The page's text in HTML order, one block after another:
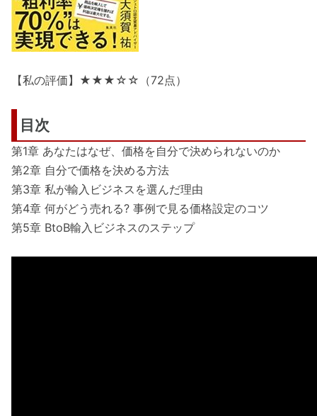
【私の評価】★★★☆☆（72点）
目次
第1章 あなたはなぜ、価格を自分で決められないのか
第2章 自分で価格を決める方法
第3章 私が輸入ビジネスを選んだ理由
第4章 何がどう売れる? 事例で見る価格設定のコツ
第5章 BtoB輸入ビジネスのステップ